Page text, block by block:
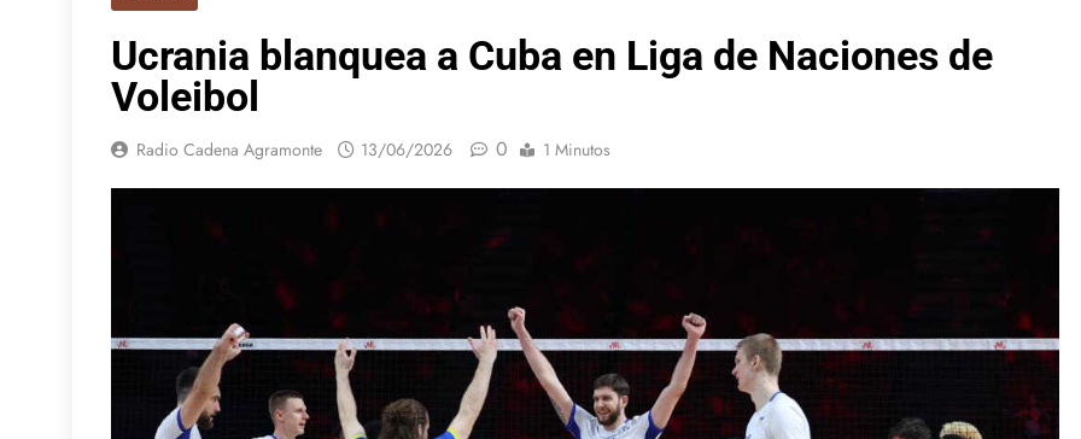
Ucrania blanquea a Cuba en Liga de Naciones de
Voleibol
Radio Cadena Agramonte 13/06/2026 0 1 Minutos